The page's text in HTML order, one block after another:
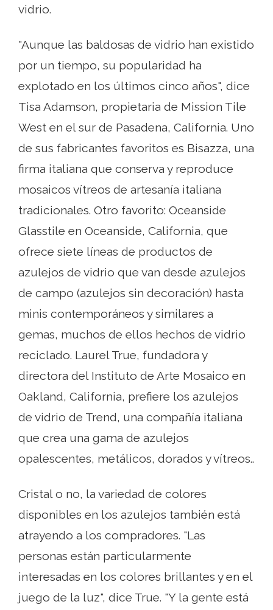
vidrio.
"Aunque las baldosas de vidrio han existido
por un tiempo, su popularidad ha
explotado en los últimos cinco años", dice
Tisa Adamson, propietaria de Mission Tile
West en el sur de Pasadena, California. Uno
de sus fabricantes favoritos es Bisazza, una
firma italiana que conserva y reproduce
mosaicos vítreos de artesanía italiana
tradicionales. Otro favorito: Oceanside
Glasstile en Oceanside, California, que
ofrece siete líneas de productos de
azulejos de vidrio que van desde azulejos
de campo (azulejos sin decoración) hasta
minis contemporáneos y similares a
gemas, muchos de ellos hechos de vidrio
reciclado. Laurel True, fundadora y
directora del Instituto de Arte Mosaico en
Oakland, California, prefiere los azulejos
de vidrio de Trend, una compañía italiana
que crea una gama de azulejos
opalescentes, metálicos, dorados y vítreos..
Cristal o no, la variedad de colores
disponibles en los azulejos también está
atrayendo a los compradores. "Las
personas están particularmente
interesadas en los colores brillantes y en el
juego de la luz", dice True. "Y la gente está